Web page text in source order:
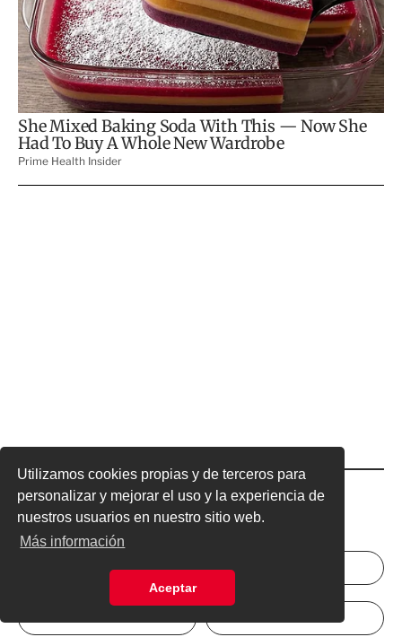
Utilizamos cookies propias y de terceros para
personalizar y mejorar el uso y la experiencia de
nuestros usuarios en nuestro sitio web.
Más información
Aceptar
Excelsior
Excelsior
INICIAR SESIÓN